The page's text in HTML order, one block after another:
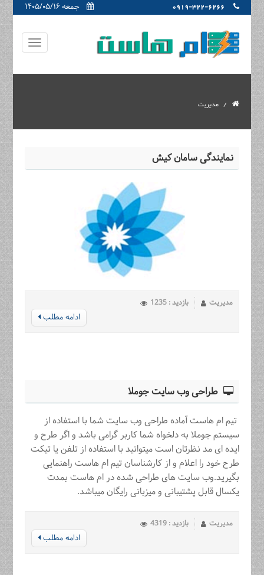
جمعه ۱۴۰۵/۰۵/۱۶ 0919-322-6266
مدیریت
نمایندگی سامان کیش
مدیریت بازدید : 1235
ادامه مطلب
طراحی وب سایت جوملا
تیم ام هاست آماده طراحی وب سایت شما با استفاده از
سیستم جوملا به دلخواه شما کاربر گرامی باشد و اگر طرح و
ایده ای مد نظرتان است میتوانید با استفاده از تلفن یا تیکت
طرح خود را اعلام و از کارشناسان تیم ام هاست راهنمایی
بگیرید.وب سایت های طراحی شده در ام هاست بمدت
یکسال قابل پشتیبانی و میزبانی رایگان میباشد.
مدیریت بازدید : 4319
ادامه مطلب